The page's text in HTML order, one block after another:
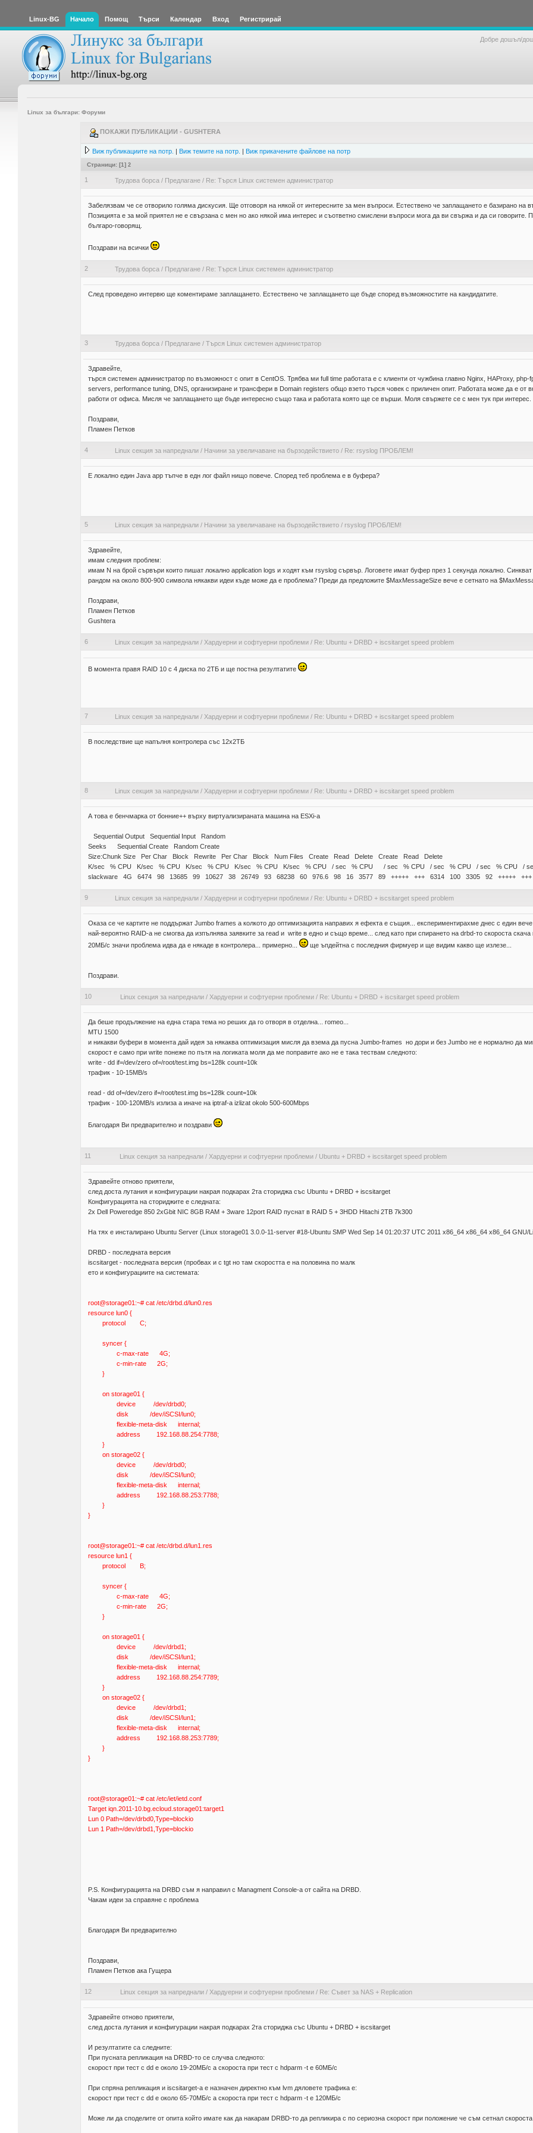
Linux-BG Начало Помощ Търси Календар Вход Регистрирай
Добре дошъл/
Linux за българи: Форуми
ПОКАЖИ ПУБЛИКАЦИИ - GUSHTERA
Виж публикациите на потр. | Виж темите на потр. | Виж прикачените файлове на потр
Страници: [1] 2
1 Трудова борса / Предлагане / Re: Търся Linux системен администратор
Забелязвам че се отворило голяма дискусия. Ще отговоря на някой от интересните за мен въпроси. Естествено че заплащането е базирано на
Позицията е за мой приятел не е свързана с мен но ако някой има интерес и съответно смислени въпроси мога да ви свържа и да си говорите.
българо-говорящ.
Поздрави на всички
2 Трудова борса / Предлагане / Re: Търся Linux системен администратор
След проведено интервю ще коментираме заплащането. Естествено че заплащането ще бъде според възможностите на кандидатите.
3 Трудова борса / Предлагане / Търся Linux системен администратор
Здравейте,
търся системен администратор по възможност с опит в CentOS. Трябва ми full time работата е с клиенти от чужбина главно Nginx, HAProxy,
servers, performance tuning, DNS, организиране и трансфери в Domain registers общо взето търся човек с приличен опит. Работата може да е
работи от офиса. Мисля че заплащането ще бъде интересно също така и работата която ще се върши. Моля свържете се с мен тук при интерес.
Поздрави,
Пламен Петков
4 Linux секция за напреднали / Начини за увеличаване на бързодействието / Re: rsyslog ПРОБЛЕМ!
Е локално един Java app тъпче в едн лог файл нищо повече. Според теб проблема е в буфера?
5 Linux секция за напреднали / Начини за увеличаване на бързодействието / rsyslog ПРОБЛЕМ!
Здравейте,
имам следния проблем:
имам N на брой сървъри които пишат локално application logs и ходят към rsyslog сървър. Логовете имат буфер през 1 секунда локално.
рандом на около 800-900 символа някакви идеи къде може да е проблема? Преди да предложите $MaxMessageSize вече е сетнато на
Поздрави,
Пламен Петков
Gushtera
6 Linux секция за напреднали / Хардуерни и софтуерни проблеми / Re: Ubuntu + DRBD + iscsitarget speed problem
В момента правя RAID 10 с 4 диска по 2ТБ и ще постна резултатите
7 Linux секция за напреднали / Хардуерни и софтуерни проблеми / Re: Ubuntu + DRBD + iscsitarget speed problem
В последствие ще напълня контролера със 12х2ТБ
8 Linux секция за напреднали / Хардуерни и софтуерни проблеми / Re: Ubuntu + DRBD + iscsitarget speed problem
А това е бенчмарка от бонние++ върху виртуализираната машина на ESXi-a
Sequential Output Sequential Input Random
Seeks Sequential Create Random Create
Size:Chunk Size Per Char Block Rewrite Per Char Block Num Files Create Read Delete Create Read Delete
K/sec % CPU K/sec % CPU K/sec % CPU K/sec % CPU K/sec % CPU / sec % CPU / sec % CPU / sec % CPU / sec % CPU /
slackware 4G 6474 98 13685 99 10627 38 26749 93 68238 60 976.6 98 16 3577 89 +++++ +++ 6314 100 3305 92 +++++
9 Linux секция за напреднали / Хардуерни и софтуерни проблеми / Re: Ubuntu + DRBD + iscsitarget speed problem
Оказа се че картите не поддържат Jumbo frames а колкото до оптимизацията направих я ефекта е същия... експериментирахме днес с един
най-вероятно RAID-a не смогва да изпълнява заявките за read и write в едно и също време... след като при спирането на drbd-то скороста
20МБ/с значи проблема идва да е някаде в контролера... примерно...
ще ъпдейтна с последния фирмуер и ще видим какво ще излезе...
Поздрави.
10 Linux секция за напреднали / Хардуерни и софтуерни проблеми / Re: Ubuntu + DRBD + iscsitarget speed problem
Да беше продължение на една стара тема но реших да го отворя в отделна... romeo...
MTU 1500
и никакви буфери в момента дай идея за някаква оптимизация мисля да взема да пусна Jumbo-frames но дори и без Jumbo не е нормално да
скорост е само при write понеже по пътя на логиката моля да ме поправите ако не е така тествам следното:
write - dd if=/dev/zero of=/root/test.img bs=128k count=10k
трафик - 10-15MB/s
read - dd of=/dev/zero if=/root/test.img bs=128k count=10k
трафик - 100-120MB/s излиза а иначе на iptraf-a izlizat okolo 500-600Mbps
Благодаря Ви предварително и поздрави
11 Linux секция за напреднали / Хардуерни и софтуерни проблеми / Ubuntu + DRBD + iscsitarget speed problem
Здравейте отново приятели,
след доста лутания и конфигурации накрая подкарах 2та сториджа със Ubuntu + DRBD + iscsitarget
Конфигурацията на сториджите е следната:
2x Dell Poweredge 850 2xGbit NIC 8GB RAM + 3ware 12port RAID пуснат в RAID 5 + 3HDD Hitachi 2TB 7k300
На тях е инсталирано Ubuntu Server (Linux storage01 3.0.0-11-server #18-Ubuntu SMP Wed Sep 14 01:20:37 UTC 2011 x86_64 x86_64 x86_64 GNU/
DRBD - последната версия
iscsitarget - последната версия (пробвах и с tgt но там скоростта е на половина по малк
ето и конфигурациите на системата:
root@storage01:~# cat /etc/drbd.d/lun0.res
resource lun0 {
protocol C;
syncer {
c-max-rate 4G;
c-min-rate 2G;
}
on storage01 {
device /dev/drbd0;
disk /dev/iSCSI/lun0;
flexible-meta-disk internal;
address 192.168.88.254:7788;
}
on storage02 {
device /dev/drbd0;
disk /dev/iSCSI/lun0;
flexible-meta-disk internal;
address 192.168.88.253:7788;
}
}
root@storage01:~# cat /etc/drbd.d/lun1.res
resource lun1 {
protocol B;
syncer {
c-max-rate 4G;
c-min-rate 2G;
}
on storage01 {
device /dev/drbd1;
disk /dev/iSCSI/lun1;
flexible-meta-disk internal;
address 192.168.88.254:7789;
}
on storage02 {
device /dev/drbd1;
disk /dev/iSCSI/lun1;
flexible-meta-disk internal;
address 192.168.88.253:7789;
}
}
root@storage01:~# cat /etc/iet/ietd.conf
Target iqn.2011-10.bg.ecloud.storage01:target1
Lun 0 Path=/dev/drbd0,Type=blockio
Lun 1 Path=/dev/drbd1,Type=blockio
P.S. Конфигурацията на DRBD съм я направил с Managment Console-a от сайта на DRBD.
Чакам идеи за справяне с проблема
Благодаря Ви предварително
Поздрави,
Пламен Петков ака Гущера
12 Linux секция за напреднали / Хардуерни и софтуерни проблеми / Re: Съвет за NAS + Replication
Здравейте отново приятели,
след доста лутания и конфигурации накрая подкарах 2та сториджа със Ubuntu + DRBD + iscsitarget
И резултатите са следните:
При пусната репликация на DRBD-то се случва следното:
скорост при тест с dd е около 19-20МБ/с а скороста при тест с hdparm -t е 60МБ/с
При спряна репликация и iscsitarget-a е назначен директно към lvm дяловете трафика е:
скорост при тест с dd е около 65-70МБ/с а скороста при тест с hdparm -t е 120МБ/с
Може ли да споделите от опита който имате как да накарам DRBD-то да репликира с по сериозна скорост при положение че съм сетнал